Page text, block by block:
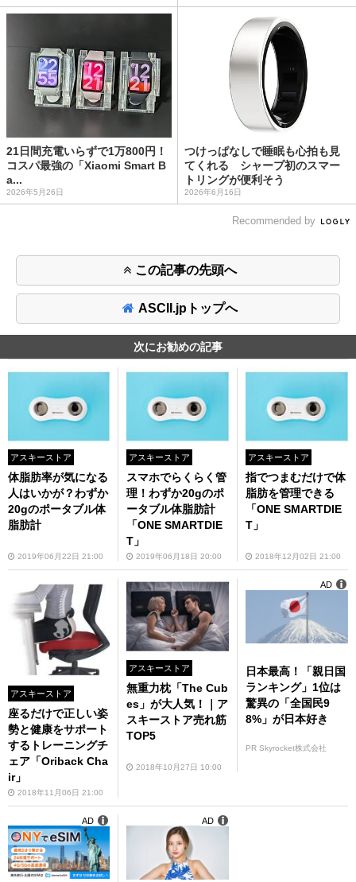
21日間充電いらずで1万800円！
コスパ最強の「Xiaomi Smart B
a...
2026年5月26日
つけっぱなしで睡眠も心拍も見
てくれる シャープ初のスマー
トリングが便利そう
2026年6月16日
Recommended by
この記事の先頭へ
ASCII.jpトップへ
次にお勧めの記事
アスキーストア
体脂肪率が気になる
人はいかが？わずか
20gのポータブル体
脂肪計
2019年06月22日 21:00
アスキーストア
スマホでらくらく管
理！わずか20gのポ
ータブル体脂肪計
「ONE SMARTDIE
T」
2019年06月18日 20:00
アスキーストア
指でつまむだけで体
脂肪を管理できる
「ONE SMARTDIE
T」
2018年12月02日 21:00
アスキーストア
座るだけで正しい姿
勢と健康をサポート
するトレーニングチ
ェア「Oriback Cha
ir」
2018年11月06日 21:00
アスキーストア
無重力枕「The Cub
es」が大人気！｜ア
スキーストア売れ筋
TOP5
2018年10月27日 10:00
日本最高！「親日国
ランキング」1位は
驚異の「全国民9
8%」が日本好き
PR Skyrocket株式会社
AD
AD AD